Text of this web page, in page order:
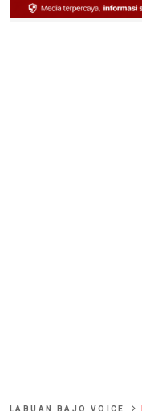
LABUAN BAJO VOICE